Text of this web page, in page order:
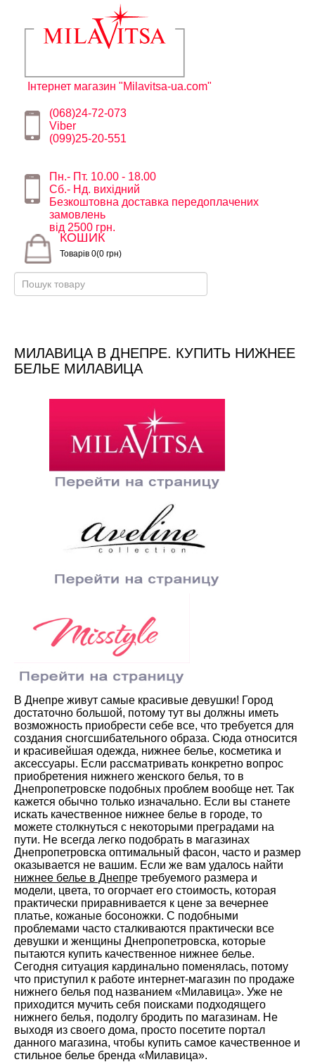
Інтернет магазин "Milavitsa-ua.com"
(068)24-72-073
Viber
(099)25-20-551
Пн.- Пт. 10.00 - 18.00
Сб.- Нд. вихідний
Безкоштовна доставка передоплачених
замовлень
від 2500 грн.
КОШИК
Товарів 0(0 грн)
МИЛАВИЦА В ДНЕПРЕ. КУПИТЬ НИЖНЕЕ
БЕЛЬЕ МИЛАВИЦА
В Днепре живут самые красивые девушки! Город
достаточно большой, потому тут вы должны иметь
возможность приобрести себе все, что требуется для
создания сногсшибательного образа. Сюда относится
и красивейшая одежда, нижнее белье, косметика и
аксессуары. Если рассматривать конкретно вопрос
приобретения нижнего женского белья, то в
Днепропетровске подобных проблем вообще нет. Так
кажется обычно только изначально. Если вы станете
искать качественное нижнее белье в городе, то
можете столкнуться с некоторыми преградами на
пути. Не всегда легко подобрать в магазинах
Днепропетровска оптимальный фасон, часто и размер
оказывается не вашим. Если же вам удалось найти
нижнее белье в Днепре требуемого размера и
модели, цвета, то огорчает его стоимость, которая
практически приравнивается к цене за вечернее
платье, кожаные босоножки. С подобными
проблемами часто сталкиваются практически все
девушки и женщины Днепропетровска, которые
пытаются купить качественное нижнее белье.
Сегодня ситуация кардинально поменялась, потому
что приступил к работе интернет-магазин по продаже
нижнего белья под названием «Милавица». Уже не
приходится мучить себя поисками подходящего
нижнего белья, подолгу бродить по магазинам. Не
выходя из своего дома, просто посетите портал
данного магазина, чтобы купить самое качественное и
стильное белье бренда «Милавица».